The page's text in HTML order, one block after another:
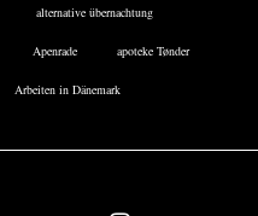
alternative übernachtung
Apenrade apoteke Tønder
Arbeiten in Dänemark